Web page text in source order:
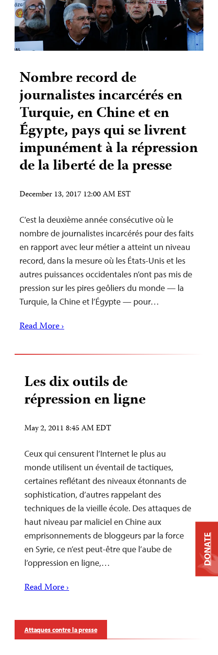
Nombre record de
journalistes incarcérés en
Turquie, en Chine et en
Égypte, pays qui se livrent
impunément à la répression
de la liberté de la presse
December 13, 2017 12:00 AM EST
C’est la deuxième année consécutive où le
nombre de journalistes incarcérés pour des faits
en rapport avec leur métier a atteint un niveau
record, dans la mesure où les États-Unis et les
autres puissances occidentales n’ont pas mis de
pression sur les pires geôliers du monde — la
Turquie, la Chine et l’Égypte — pour…
Read More ›
Les dix outils de
répression en ligne
May 2, 2011 8:45 AM EDT
Ceux qui censurent l’Internet le plus au
monde utilisent un éventail de tactiques,
certaines reflétant des niveaux étonnants de
sophistication, d’autres rappelant des
techniques de la vieille école. Des attaques de
haut niveau par maliciel en Chine aux
emprisonnements de bloggeurs par la force
en Syrie, ce n’est peut-être que l’aube de
l’oppression en ligne,…
Read More ›
Attaques contre la presse
DONATE